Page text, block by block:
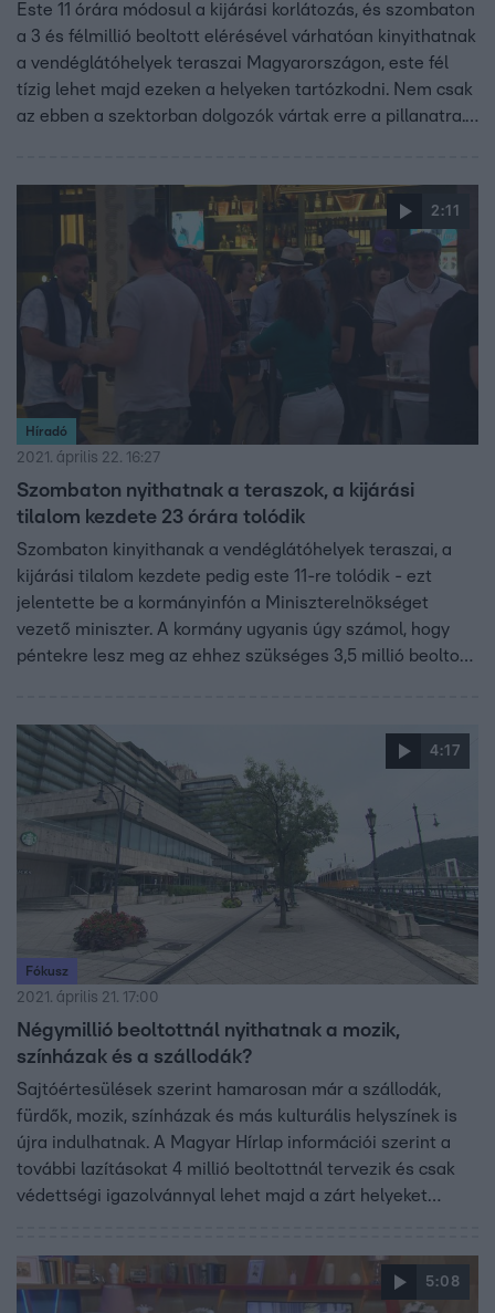
Este 11 órára módosul a kijárási korlátozás, és szombaton
a 3 és félmillió beoltott elérésével várhatóan kinyithatnak
a vendéglátóhelyek teraszai Magyarországon, este fél
tízig lehet majd ezeken a helyeken tartózkodni. Nem csak
az ebben a szektorban dolgozók vártak erre a pillanatra.
2:11
Híradó
2021. április 22. 16:27
Szombaton nyithatnak a teraszok, a kijárási
tilalom kezdete 23 órára tolódik
Szombaton kinyithanak a vendéglátóhelyek teraszai, a
kijárási tilalom kezdete pedig este 11-re tolódik - ezt
jelentette be a kormányinfón a Miniszterelnökséget
vezető miniszter. A kormány ugyanis úgy számol, hogy
péntekre lesz meg az ehhez szükséges 3,5 millió beoltott.
foglalhatnak azok, akiket sms-ben hívnak oltásra.
4:17
Fókusz
2021. április 21. 17:00
Négymillió beoltottnál nyithatnak a mozik,
színházak és a szállodák?
Sajtóértesülések szerint hamarosan már a szállodák,
fürdők, mozik, színházak és más kulturális helyszínek is
újra indulhatnak. A Magyar Hírlap információi szerint a
további lazításokat 4 millió beoltottnál tervezik és csak
védettségi igazolvánnyal lehet majd a zárt helyeket
5:08